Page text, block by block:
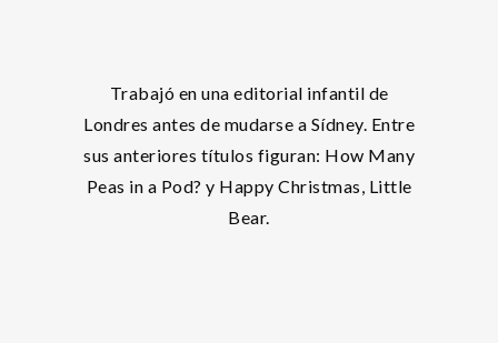
Trabajó en una editorial infantil de
Londres antes de mudarse a Sídney. Entre
sus anteriores títulos figuran: How Many
Peas in a Pod? y Happy Christmas, Little
Bear.